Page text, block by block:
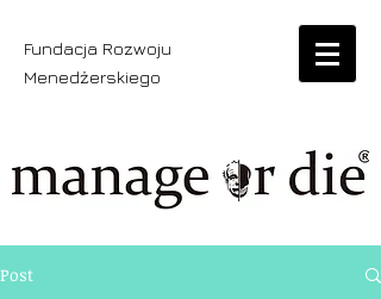
Fundacja Rozwoju
Menedżerskiego
Post